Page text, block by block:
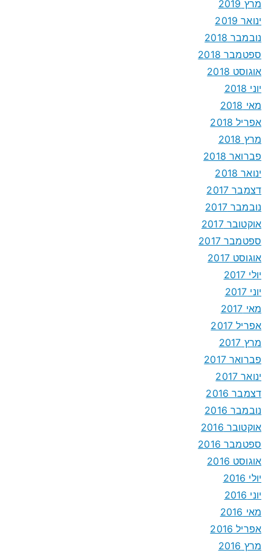
מרץ 2019
ינואר 2019
נובמבר 2018
ספטמבר 2018
אוגוסט 2018
יוני 2018
מאי 2018
אפריל 2018
מרץ 2018
פברואר 2018
ינואר 2018
דצמבר 2017
נובמבר 2017
אוקטובר 2017
ספטמבר 2017
אוגוסט 2017
יולי 2017
יוני 2017
מאי 2017
אפריל 2017
מרץ 2017
פברואר 2017
ינואר 2017
דצמבר 2016
נובמבר 2016
אוקטובר 2016
ספטמבר 2016
אוגוסט 2016
יולי 2016
יוני 2016
מאי 2016
אפריל 2016
מרץ 2016